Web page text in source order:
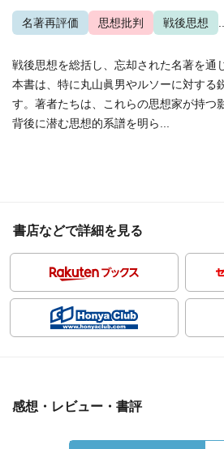
名著再評価 思想批判 戦後思想
戦後思想を総括し、忘却された名著を通
本書は、特に丸山眞男やルソーに対する
す。著者たちは、これらの思想家が持つ
背後に潜む思想的系譜を明ら...
書店などで詳細を見る
感想・レビュー・書評